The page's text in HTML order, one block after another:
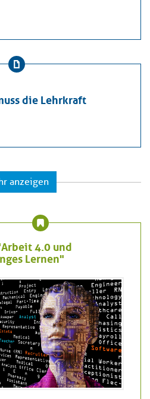
die Lehrkraft
anzeigen
4.0 und
Lernen"